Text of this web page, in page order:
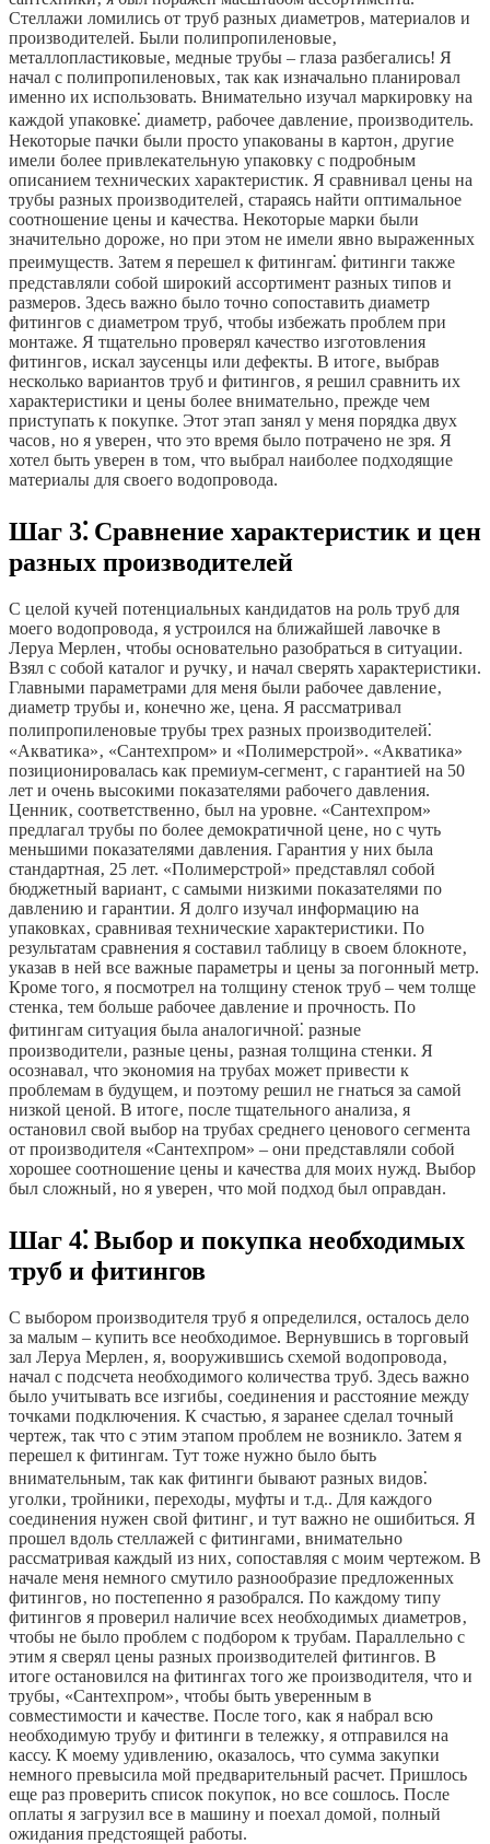
Стеллажи ломились от труб разных диаметров‚ материалов и
производителей. Были полипропиленовые‚
металлопластиковые‚ медные трубы – глаза разбегались! Я
начал с полипропиленовых‚ так как изначально планировал
именно их использовать. Внимательно изучал маркировку на
каждой упаковке⁚ диаметр‚ рабочее давление‚ производитель.
Некоторые пачки были просто упакованы в картон‚ другие
имели более привлекательную упаковку с подробным
описанием технических характеристик. Я сравнивал цены на
трубы разных производителей‚ стараясь найти оптимальное
соотношение цены и качества. Некоторые марки были
значительно дороже‚ но при этом не имели явно выраженных
преимуществ. Затем я перешел к фитингам⁚ фитинги также
представляли собой широкий ассортимент разных типов и
размеров. Здесь важно было точно сопоставить диаметр
фитингов с диаметром труб‚ чтобы избежать проблем при
монтаже. Я тщательно проверял качество изготовления
фитингов‚ искал заусенцы или дефекты. В итоге‚ выбрав
несколько вариантов труб и фитингов‚ я решил сравнить их
характеристики и цены более внимательно‚ прежде чем
приступать к покупке. Этот этап занял у меня порядка двух
часов‚ но я уверен‚ что это время было потрачено не зря. Я
хотел быть уверен в том‚ что выбрал наиболее подходящие
материалы для своего водопровода.
Шаг 3⁚ Сравнение характеристик и цен
разных производителей
С целой кучей потенциальных кандидатов на роль труб для
моего водопровода‚ я устроился на ближайшей лавочке в
Леруа Мерлен‚ чтобы основательно разобраться в ситуации.
Взял с собой каталог и ручку‚ и начал сверять характеристики.
Главными параметрами для меня были рабочее давление‚
диаметр трубы и‚ конечно же‚ цена. Я рассматривал
полипропиленовые трубы трех разных производителей⁚
«Акватика»‚ «Сантехпром» и «Полимерстрой». «Акватика»
позиционировалась как премиум-сегмент‚ с гарантией на 50
лет и очень высокими показателями рабочего давления.
Ценник‚ соответственно‚ был на уровне. «Сантехпром»
предлагал трубы по более демократичной цене‚ но с чуть
меньшими показателями давления. Гарантия у них была
стандартная‚ 25 лет. «Полимерстрой» представлял собой
бюджетный вариант‚ с самыми низкими показателями по
давлению и гарантии. Я долго изучал информацию на
упаковках‚ сравнивая технические характеристики. По
результатам сравнения я составил таблицу в своем блокноте‚
указав в ней все важные параметры и цены за погонный метр.
Кроме того‚ я посмотрел на толщину стенок труб – чем толще
стенка‚ тем больше рабочее давление и прочность. По
фитингам ситуация была аналогичной⁚ разные
производители‚ разные цены‚ разная толщина стенки. Я
осознавал‚ что экономия на трубах может привести к
проблемам в будущем‚ и поэтому решил не гнаться за самой
низкой ценой. В итоге‚ после тщательного анализа‚ я
остановил свой выбор на трубах среднего ценового сегмента
от производителя «Сантехпром» – они представляли собой
хорошее соотношение цены и качества для моих нужд. Выбор
был сложный‚ но я уверен‚ что мой подход был оправдан.
Шаг 4⁚ Выбор и покупка необходимых
труб и фитингов
С выбором производителя труб я определился‚ осталось дело
за малым – купить все необходимое. Вернувшись в торговый
зал Леруа Мерлен‚ я‚ вооружившись схемой водопровода‚
начал с подсчета необходимого количества труб. Здесь важно
было учитывать все изгибы‚ соединения и расстояние между
точками подключения. К счастью‚ я заранее сделал точный
чертеж‚ так что с этим этапом проблем не возникло. Затем я
перешел к фитингам. Тут тоже нужно было быть
внимательным‚ так как фитинги бывают разных видов⁚
уголки‚ тройники‚ переходы‚ муфты и т.д.. Для каждого
соединения нужен свой фитинг‚ и тут важно не ошибиться. Я
прошел вдоль стеллажей с фитингами‚ внимательно
рассматривая каждый из них‚ сопоставляя с моим чертежом. В
начале меня немного смутило разнообразие предложенных
фитингов‚ но постепенно я разобрался. По каждому типу
фитингов я проверил наличие всех необходимых диаметров‚
чтобы не было проблем с подбором к трубам. Параллельно с
этим я сверял цены разных производителей фитингов. В
итоге остановился на фитингах того же производителя‚ что и
трубы‚ «Сантехпром»‚ чтобы быть уверенным в
совместимости и качестве. После того‚ как я набрал всю
необходимую трубу и фитинги в тележку‚ я отправился на
кассу. К моему удивлению‚ оказалось‚ что сумма закупки
немного превысила мой предварительный расчет. Пришлось
еще раз проверить список покупок‚ но все сошлось. После
оплаты я загрузил все в машину и поехал домой‚ полный
ожидания предстоящей работы.